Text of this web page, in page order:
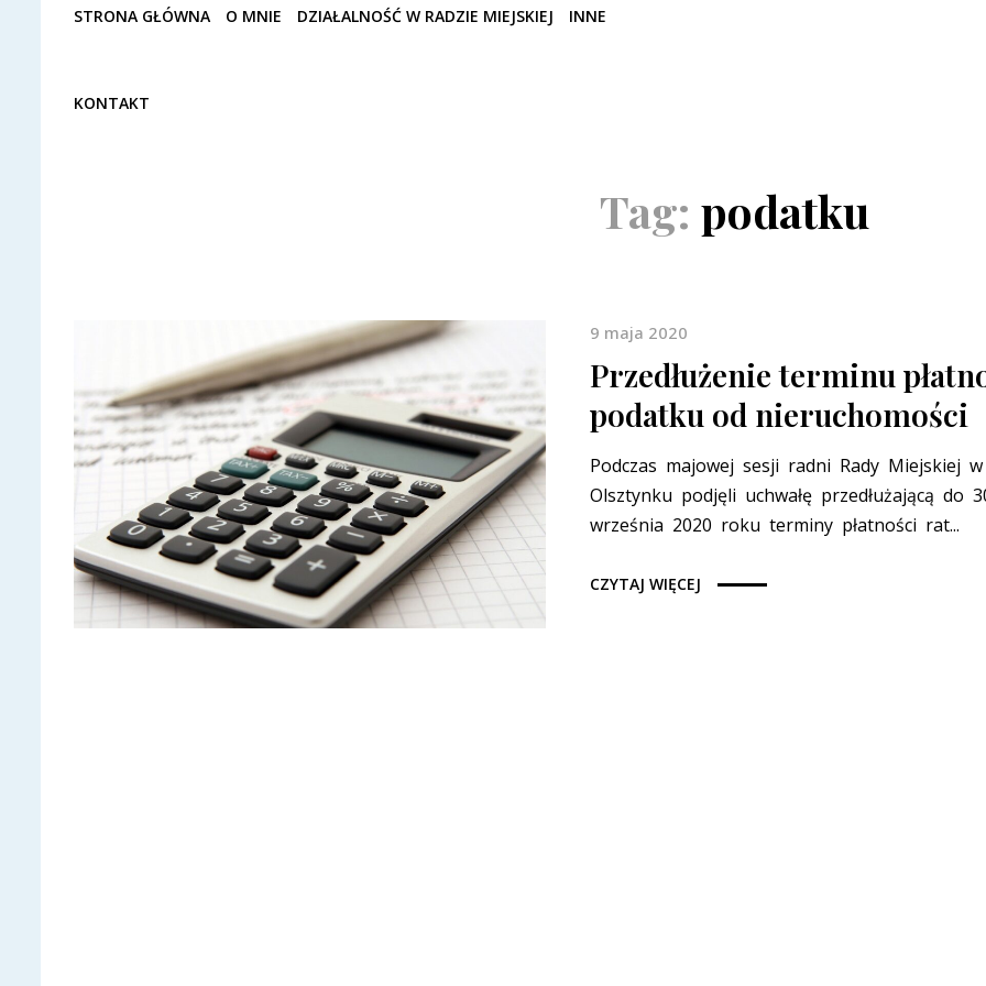
STRONA GŁÓWNA O MNIE DZIAŁALNOŚĆ W RADZIE MIEJSKIEJ INNE
KONTAKT
Tag: podatku
9 maja 2020
Przedłużenie terminu
podatku od nieruchomości
Podczas majowej sesji radni Rady Miejskiej w
Olsztynku podjęli uchwałę przedłużającą do
września 2020 roku terminy płatności rat...
CZYTAJ WIĘCEJ